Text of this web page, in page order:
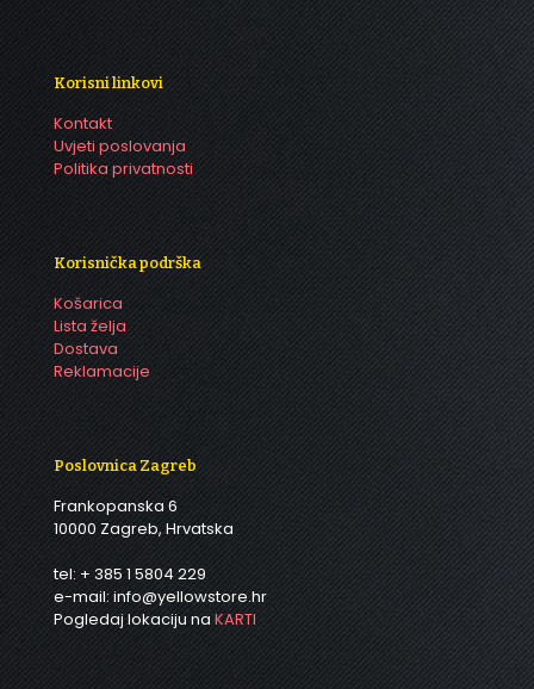
Korisni linkovi
Kontakt
Uvjeti poslovanja
Politika privatnosti
Korisnička podrška
Košarica
Lista želja
Dostava
Reklamacije
Poslovnica Zagreb
Frankopanska 6
10000 Zagreb, Hrvatska
tel: + 385 1 5804 229
e-mail: info@yellowstore.hr
Pogledaj lokaciju na KARTI